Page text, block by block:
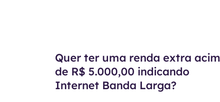
Quer ter uma renda extra
de R$ 5.000,00 indicando
Internet Banda Larga?